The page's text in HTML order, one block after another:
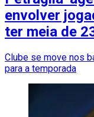
envolver
ter meia de
Clube se move nos
para a temporada